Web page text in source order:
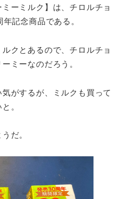
ーミルク】は、チロルチョ
記念商品である。
クとあるので、チロルチョ
ミーなのだろう。
がするが、ミルクも買って
。
だ。